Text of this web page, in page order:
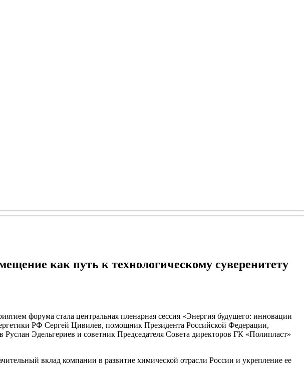
как путь к технологическому суверенитету
форума стала центральная пленарная сессия «Энергия будущего: инновации
РФ Сергей Цивилев, помощник Президента Российской Федерации,
Эдельгериев и советник Председателя Совета директоров ГК «Полипласт»
вклад компании в развитие химической отрасли России и укрепление ее